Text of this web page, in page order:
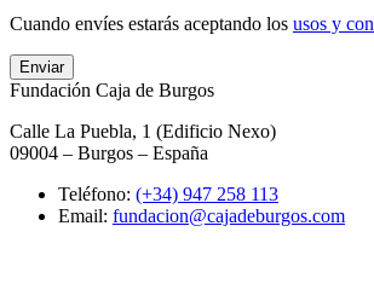
Cuando envíes estarás aceptando los usos y
Enviar
Fundación Caja de Burgos
Calle La Puebla, 1 (Edificio Nexo)
09004 – Burgos – España
Teléfono: (+34) 947 258 113
Email: fundacion@cajadeburgos.com